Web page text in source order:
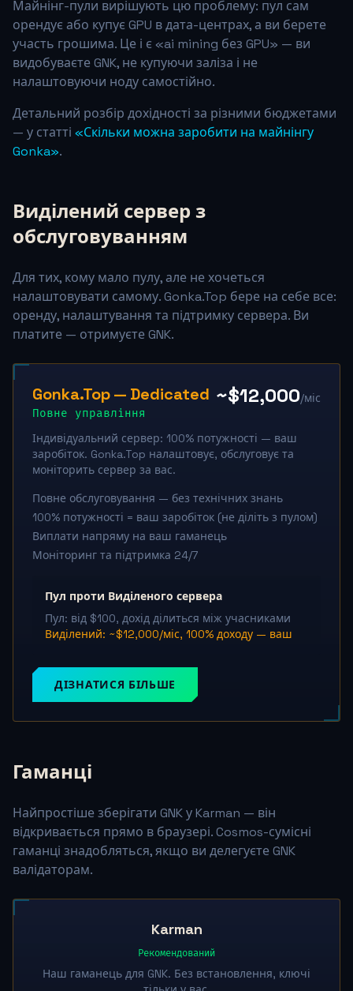
Майнінг-пули вирішують цю проблему: пул сам
орендує або купує GPU в дата-центрах, а ви берете
участь грошима. Це і є «ai mining без GPU» — ви
видобуваєте GNK, не купуючи заліза і не
налаштовуючи ноду самостійно.
Детальний розбір дохідності за різними бюджетами
— у статті «Скільки можна заробити на майнінгу
Gonka».
Виділений сервер з
обслуговуванням
Для тих, кому мало пулу, але не хочеться
налаштовувати самому. Gonka.Top бере на себе все:
оренду, налаштування та підтримку сервера. Ви
платите — отримуєте GNK.
Gonka.Top — Dedicated
Повне управління
~$12,000/міс
Індивідуальний сервер: 100% потужності — ваш
заробіток. Gonka.Top налаштовує, обслуговує та
моніторить сервер за вас.
Повне обслуговування — без технічних знань
100% потужності = ваш заробіток (не діліть з пулом)
Виплати напряму на ваш гаманець
Моніторинг та підтримка 24/7
Пул проти Виділеного сервера
Пул: від $100, дохід ділиться між учасниками
Виділений: ~$12,000/міс, 100% доходу — ваш
ДІЗНАТИСЯ БІЛЬШЕ
Гаманці
Найпростіше зберігати GNK у Karman — він
відкривається прямо в браузері. Cosmos-сумісні
гаманці знадобляться, якщо ви делегуєте GNK
валідаторам.
Karman
Рекомендований
Наш гаманець для GNK. Без встановлення, ключі